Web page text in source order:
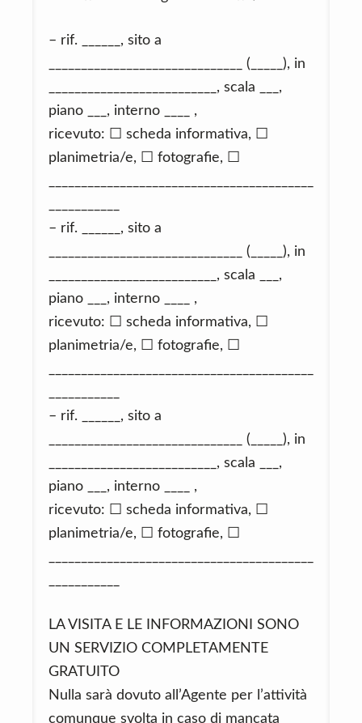
– rif. ______, sito a
______________________________ (_____), in
__________________________, scala ___,
piano ___, interno ____ ,
ricevuto: ☐ scheda informativa, ☐
planimetria/e, ☐ fotografie, ☐
– rif. ______, sito a
______________________________ (_____), in
__________________________, scala ___,
piano ___, interno ____ ,
ricevuto: ☐ scheda informativa, ☐
planimetria/e, ☐ fotografie, ☐
– rif. ______, sito a
______________________________ (_____), in
__________________________, scala ___,
piano ___, interno ____ ,
ricevuto: ☐ scheda informativa, ☐
planimetria/e, ☐ fotografie, ☐
LA VISITA E LE INFORMAZIONI SONO
UN SERVIZIO COMPLETAMENTE
GRATUITO
Nulla sarà dovuto all’Agente per l’attività
comunque svolta in caso di mancata